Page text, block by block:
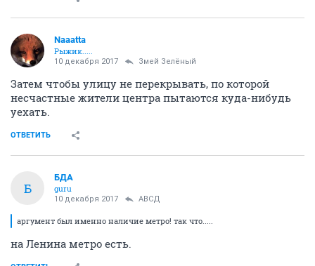
Naaatta
Рыжик.....
10 декабря 2017 Змей Зелёный
Затем чтобы улицу не перекрывать, по которой
несчастные жители центра пытаются куда-нибудь
уехать.
ОТВЕТИТЬ
Б
БДА
guru
10 декабря 2017 АВСД
аргумент был именно наличие метро! так что.....
на Ленина метро есть.